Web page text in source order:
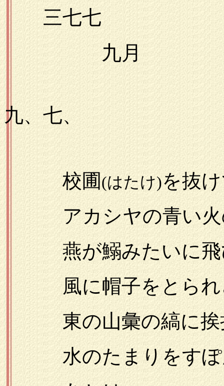
三七七
九月
一九
九、七、
校圃 (はたけ)を抜
アカシヤの青い火
燕が鰯みたいに飛び
風に帽子をとられ
東の山彙の縞に挨
水のたまりをすぽ